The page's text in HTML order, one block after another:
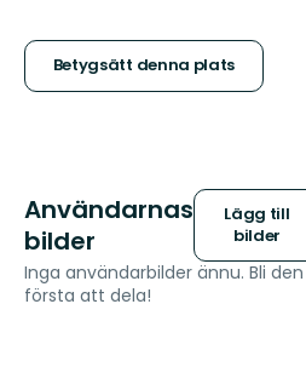
stjärnor
Betygsätt denna plats
Användarnas
bilder
Lägg till
bilder
Inga användarbilder ännu. Bli den
första att dela!